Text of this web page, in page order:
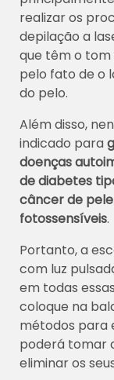
realizar os
depilação a
que têm o tom
pelo fato de o
do pelo.
Além disso,
indicado para
doenças
de diabetes
câncer de
fotossensíveis.
Portanto, a
com luz
em todas
coloque na
métodos para
poderá tomar
eliminar os